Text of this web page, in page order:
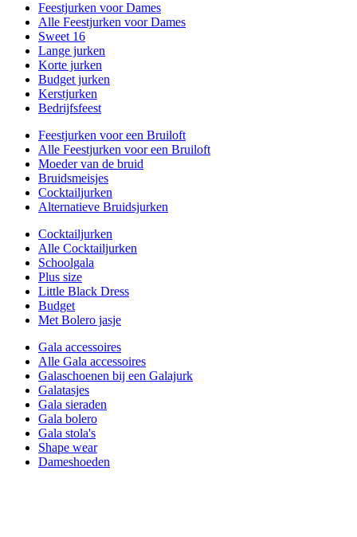
Feestjurken voor Dames
Alle Feestjurken voor Dames
Sweet 16
Lange jurken
Korte jurken
Budget jurken
Kerstjurken
Bedrijfsfeest
Feestjurken voor een Bruiloft
Alle Feestjurken voor een Bruiloft
Moeder van de bruid
Bruidsmeisjes
Cocktailjurken
Alternatieve Bruidsjurken
Cocktailjurken
Alle Cocktailjurken
Schoolgala
Plus size
Little Black Dress
Budget
Met Bolero jasje
Gala accessoires
Alle Gala accessoires
Galaschoenen bij een Galajurk
Galatasjes
Gala sieraden
Gala bolero
Gala stola's
Shape wear
Dameshoeden